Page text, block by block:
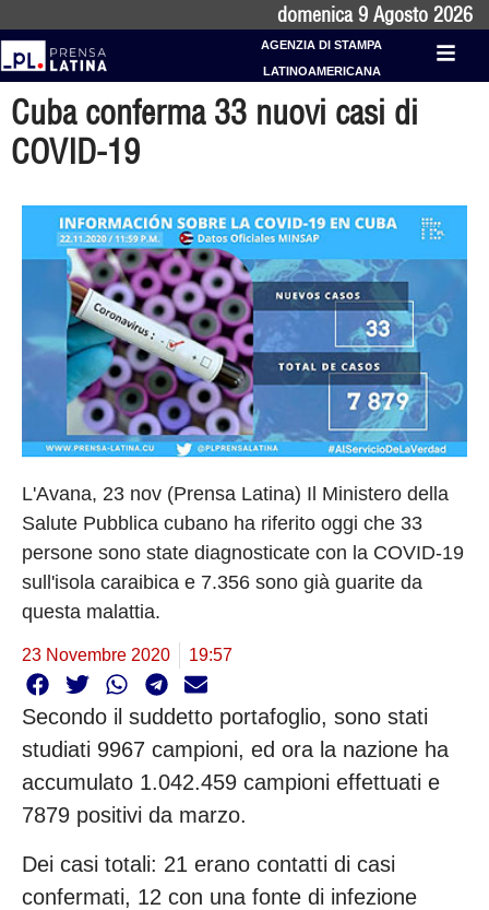
domenica 9 Agosto 2026
AGENZIA DI STAMPA
LATINOAMERICANA
Cuba conferma 33 nuovi casi di
COVID-19
L'Avana, 23 nov (Prensa Latina) Il Ministero della
Salute Pubblica cubano ha riferito oggi che 33
persone sono state diagnosticate con la COVID-19
sull'isola caraibica e 7.356 sono già guarite da
questa malattia.
23 Novembre 2020 19:57
Secondo il suddetto portafoglio, sono stati
studiati 9967 campioni, ed ora la nazione ha
accumulato 1.042.459 campioni effettuati e
7879 positivi da marzo.
Dei casi totali: 21 erano contatti di casi
confermati, 12 con una fonte di infezione